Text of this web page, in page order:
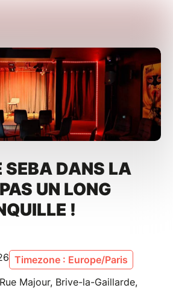
SEBA DANS LA
UN LONG
!
Timezone : Europe/Paris
Majour, Brive-la-Gaillarde,